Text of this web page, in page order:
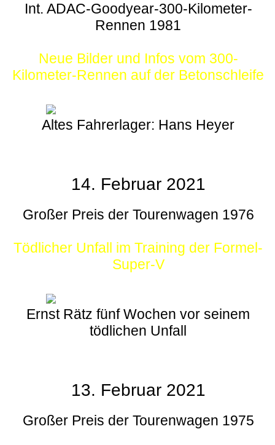
Int. ADAC-Goodyear-300-Kilometer-
Rennen 1981
Neue Bilder und Infos vom 300-
Kilometer-Rennen auf der Betonschleife
Altes Fahrerlager: Hans Heyer
14. Februar 2021
Großer Preis der Tourenwagen 1976
Tödlicher Unfall im Training der Formel-
Super-V
Ernst Rätz fünf Wochen vor seinem
tödlichen Unfall
13. Februar 2021
Großer Preis der Tourenwagen 1975